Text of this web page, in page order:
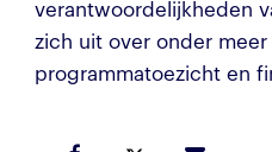
verantwoordelijkheden
zich uit over onder
programmatoezicht en